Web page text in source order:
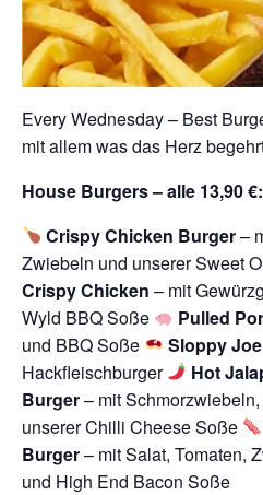
Every Wednesday – Best
mit allem was das Herz
House Burgers – alle 13,90 €:
Crispy Chicken Burger–
Zwiebeln und unserer Sweet
Crispy Chicken – mit
Wyld BBQ Soße
Pulled
und BBQ Soße
Sloppy
Hackfleischburger
Hot
Burger– mit
unserer Chilli Cheese Soße
Burger– mit Salat, Tomaten,
und High End Bacon Soße